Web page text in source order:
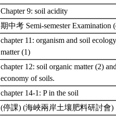
Chapter 9: soil acidity
期中考 Semi-semester Examination
chapter 11: organism and soil
matter (1)
chapter 12: soil organic matter (2)
economy of soils.
chapter 14-1: P in the soil
(停課) (海峽兩岸土壤肥料研討會)